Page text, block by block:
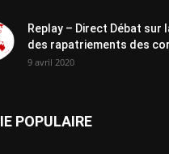
Replay – Direct Débat sur
des rapatriements des
9 avril 2020
POPULAIRE